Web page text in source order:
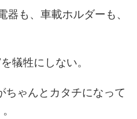
も、車載ホルダーも、
犠牲にしない。
ちゃんとカタチになって